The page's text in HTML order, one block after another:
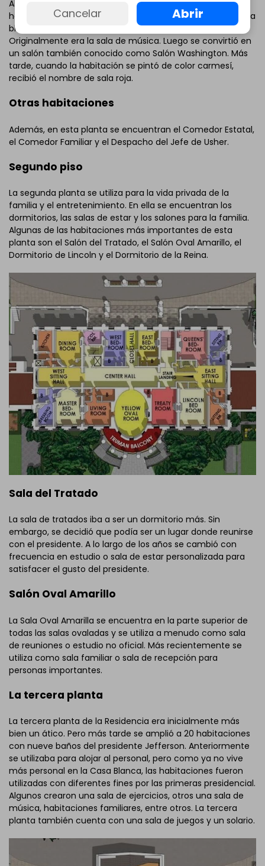
Al ser una de las estancias más importantes, esta
habitación es la más frecuentemente decorada de la casa
blanca. Al oeste de la sala azul se encuentra la sala roja.
Originalmente era la sala de música. Luego se convirtió en
un salón también conocido como Salón Washington. Más
tarde, cuando la habitación se pintó de color carmesí,
recibió el nombre de sala roja.
Otras habitaciones
Además, en esta planta se encuentran el Comedor Estatal,
el Comedor Familiar y el Despacho del Jefe de Usher.
Segundo piso
La segunda planta se utiliza para la vida privada de la
familia y el entretenimiento. En ella se encuentran los
dormitorios, las salas de estar y los salones para la familia.
Algunas de las habitaciones más importantes de esta
planta son el Salón del Tratado, el Salón Oval Amarillo, el
Dormitorio de Lincoln y el Dormitorio de la Reina.
Sala del Tratado
La sala de tratados iba a ser un dormitorio más. Sin
embargo, se decidió que podía ser un lugar donde reunirse
con el presidente. A lo largo de los años se cambió con
frecuencia en estudio o sala de estar personalizada para
satisfacer el gusto del presidente.
Salón Oval Amarillo
La Sala Oval Amarilla se encuentra en la parte superior de
todas las salas ovaladas y se utiliza a menudo como sala
de reuniones o estudio no oficial. Más recientemente se
utiliza como sala familiar o sala de recepción para
personas importantes.
La tercera planta
La tercera planta de la Residencia era inicialmente más
bien un ático. Pero más tarde se amplió a 20 habitaciones
con nueve baños del presidente Jefferson. Anteriormente
se utilizaba para alojar al personal, pero como ya no vive
más personal en la Casa Blanca, las habitaciones fueron
utilizadas con diferentes fines por las primeras presidencial.
Algunos crearon una sala de ejercicios, otros una sala de
música, habitaciones familiares, entre otros. La tercera
planta también cuenta con una sala de juegos y un solario.
Cancelar Abrir